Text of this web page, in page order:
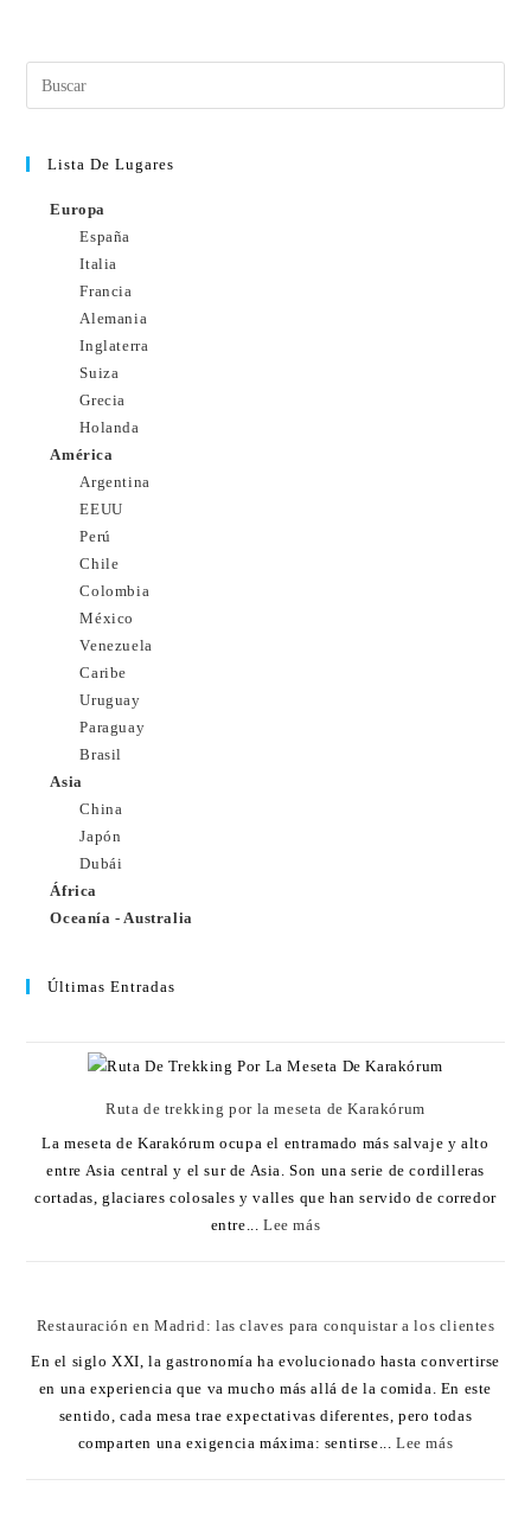
Lista De Lugares
Europa
España
Italia
Francia
Alemania
Inglaterra
Suiza
Grecia
Holanda
América
Argentina
EEUU
Perú
Chile
Colombia
México
Venezuela
Caribe
Uruguay
Paraguay
Brasil
Asia
China
Japón
Dubái
África
Oceanía - Australia
Últimas Entradas
Ruta de trekking por la meseta de Karakórum
La meseta de Karakórum ocupa el entramado más salvaje y alto
entre Asia central y el sur de Asia. Son una serie de cordilleras
cortadas, glaciares colosales y valles que han servido de corredor
entre...Lee más
Restauración en Madrid: las claves para conquistar a los clientes
En el siglo XXI, la gastronomía ha evolucionado hasta convertirse
en una experiencia que va mucho más allá de la comida. En este
sentido, cada mesa trae expectativas diferentes, pero todas
comparten una exigencia máxima: sentirse...Lee más